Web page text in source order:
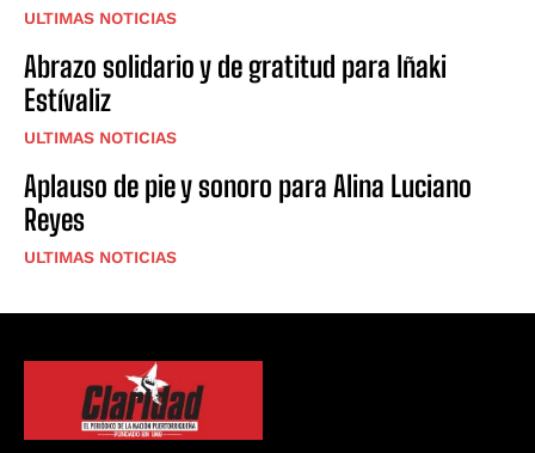
ULTIMAS NOTICIAS
Abrazo solidario y de gratitud para Iñaki
Estívaliz
ULTIMAS NOTICIAS
Aplauso de pie y sonoro para Alina Luciano
Reyes
ULTIMAS NOTICIAS